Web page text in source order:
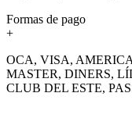
Formas de pago
+
OCA, VISA,
MASTER, DINERS,
CLUB DEL ESTE,